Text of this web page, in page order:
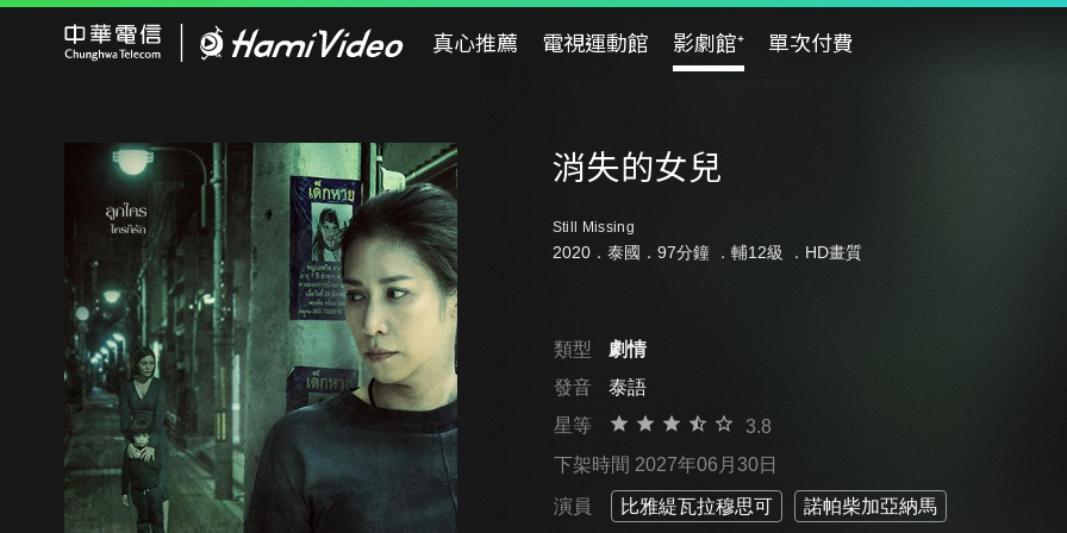
真心推薦 電視運動館 影劇館⁺ 單次付費
消失的女兒
Still Missing
2020．泰國．97分鐘 ． 輔12級 ．HD畫質
類型
劇情
發音
泰語
星等
3.8
下架時間 2027年06月30日
演員 比雅緹瓦拉穆思可 諾帕柴加亞納馬